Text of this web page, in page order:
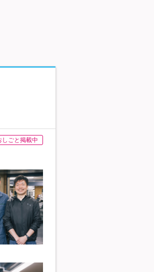
しごと掲載中